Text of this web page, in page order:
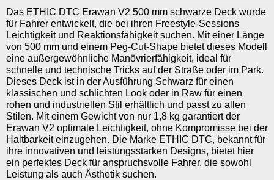
Das ETHIC DTC Erawan V2 500 mm schwarze Deck wurde
für Fahrer entwickelt, die bei ihren Freestyle-Sessions
Leichtigkeit und Reaktionsfähigkeit suchen. Mit einer Länge
von 500 mm und einem Peg-Cut-Shape bietet dieses Modell
eine außergewöhnliche Manövrierfähigkeit, ideal für
schnelle und technische Tricks auf der Straße oder im Park.
Dieses Deck ist in der Ausführung Schwarz für einen
klassischen und schlichten Look oder in Raw für einen
rohen und industriellen Stil erhältlich und passt zu allen
Stilen. Mit einem Gewicht von nur 1,8 kg garantiert der
Erawan V2 optimale Leichtigkeit, ohne Kompromisse bei der
Haltbarkeit einzugehen. Die Marke ETHIC DTC, bekannt für
ihre innovativen und leistungsstarken Designs, bietet hier
ein perfektes Deck für anspruchsvolle Fahrer, die sowohl
Leistung als auch Ästhetik suchen.